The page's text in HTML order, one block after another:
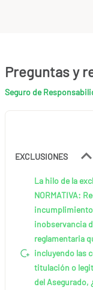
Preguntas y
Seguro de
EXCLUSIONES
La hilo de la
NORMATIVA:
inobservancia
reglamentaria
incluyendo las
titulación o
del Asegurado,